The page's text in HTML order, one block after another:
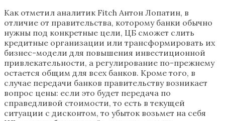
Как отметил аналитик Fitch Антон Лопатин, в
отличие от правительства, которому банки обычно
нужны под конкретные цели, ЦБ сможет слить
кредитные организации или трансформировать их
бизнес-модели для повышения инвестиционной
привлекательности, а регулирование по-прежнему
остается общим для всех банков. Кроме того, в
случае передачи банков правительству возникает
вопрос цены: если это будет передача по
справедливой стоимости, то есть в текущей
ситуации с дисконтом, то убыток возьмет на себя